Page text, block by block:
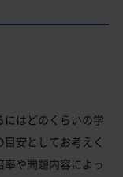
はどのくらいの学
安としてお考えく
や問題内容によっ